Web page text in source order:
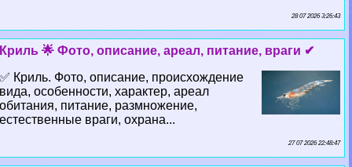
28 07 2026 3:26:43
Криль 🌟 Фото, описание, ареал, питание, враги ✔
✅ Криль. Фото, описание, происхождение
вида, особенности, хаpaктер, ареал
обитания, питание, размножение,
естественные враги, охрана...
27 07 2026 22:48:47